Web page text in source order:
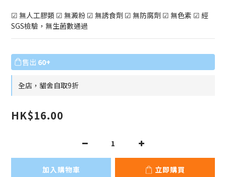
☑ 無人工膠類 ☑ 無澱粉 ☑ 無誘食劑 ☑ 無防腐劑 ☑ 無色素 ☑ 經
SGS檢驗，無生菌數通過
售出 60+
全店，貓舍自取9折
HK$16.00
加入購物車 立即購買